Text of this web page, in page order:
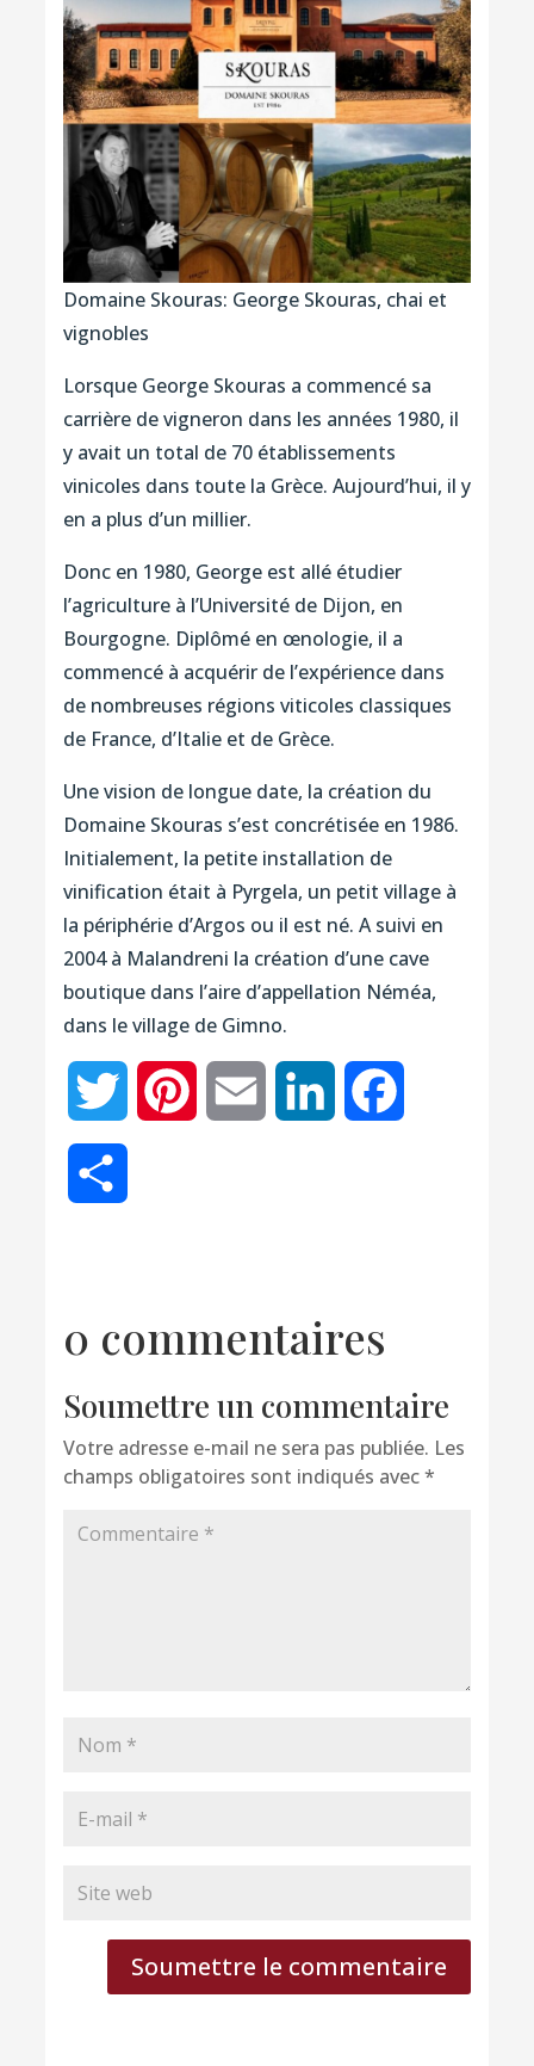
Domaine Skouras: George Skouras, chai et
vignobles
Lorsque George Skouras a commencé sa
carrière de vigneron dans les années 1980, il
y avait un total de 70 établissements
vinicoles dans toute la Grèce. Aujourd’hui, il y
en a plus d’un millier.
Donc en 1980, George est allé étudier
l’agriculture à l’Université de Dijon, en
Bourgogne. Diplômé en œnologie, il a
commencé à acquérir de l’expérience dans
de nombreuses régions viticoles classiques
de France, d’Italie et de Grèce.
Une vision de longue date, la création du
Domaine Skouras s’est concrétisée en 1986.
Initialement, la petite installation de
vinification était à Pyrgela, un petit village à
la périphérie d’Argos ou il est né. A suivi en
2004 à Malandreni la création d’une cave
boutique dans l’aire d’appellation Néméa,
dans le village de Gimno.
Twitter Pinterest Email LinkedIn
0 commentaires
Soumettre un commentaire
Votre adresse e-mail ne sera pas publiée. Les
champs obligatoires sont indiqués avec*
Soumettre le commentaire